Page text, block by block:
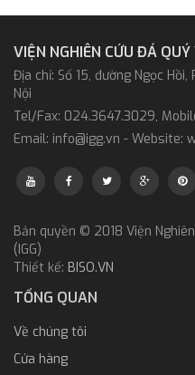
VIỆN NGHIÊN CỨU ĐÁ
Địa chỉ: Số 15, đường Ngọc Hồi,
Nội
Tel/Fax: 024.3647.3029,
Email: info@igg.vn - Website:
Bản quyền © 2018 Viện
(IGG)
Thiết kế: BISO.VN
TỔNG QUAN
Về chúng tôi
Cửa hàng